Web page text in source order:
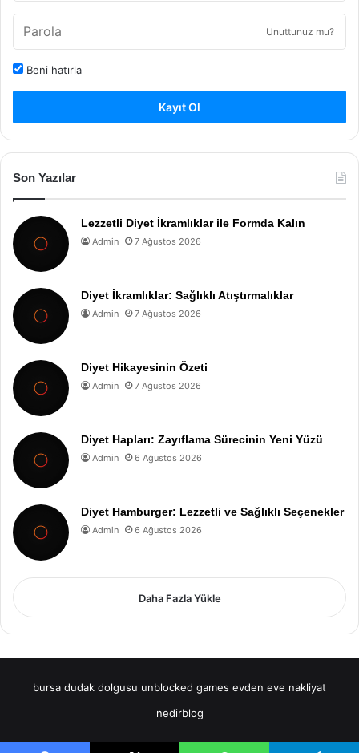
Unuttunuz mu?
Beni hatırla
Kayıt Ol
Son Yazılar
Lezzetli Diyet İkramlıklar ile Formda Kalın
Admin 7 Ağustos 2026
Diyet İkramlıklar: Sağlıklı Atıştırmalıklar
Admin 7 Ağustos 2026
Diyet Hikayesinin Özeti
Admin 7 Ağustos 2026
Diyet Hapları: Zayıflama Sürecinin Yeni Yüzü
Admin 6 Ağustos 2026
Diyet Hamburger: Lezzetli ve Sağlıklı Seçenekler
Admin 6 Ağustos 2026
Daha Fazla Yükle
bursa dudak dolgusu unblocked games evden eve nakliyat
nedirblog